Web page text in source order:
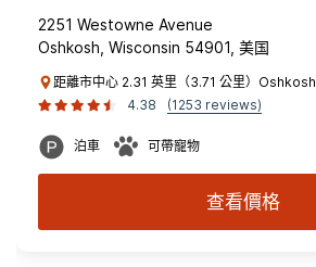
2251 Westowne Avenue
Oshkosh, Wisconsin 54901, 美国
距離市中心 2.31 英里（3.71 公里）Oshkosh
4.38
(1253 reviews)
泊車 可帶寵物
查看價格